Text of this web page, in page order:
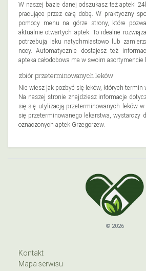
W naszej bazie danej odszukasz też apteki
pracujące przez całą dobę. W praktyczny
pomocy menu na górze strony, które
aktualnie otwartych aptek. To idealne
potrzebują leku natychmiastowo lub
nocy. Automatycznie dostajesz też
apteka całodobowa ma w swoim
zbiór przeterminowanych leków
Nie wiesz jak pozbyć się leków, których termin
Na naszej stronie znajdziesz informacje
się się utylizacją przeterminowanych leków w
się przeterminowanego lekarstwa, wystarczy
oznaczonych aptek Grzegorzew.
© 2026
Kontakt
Mapa serwisu